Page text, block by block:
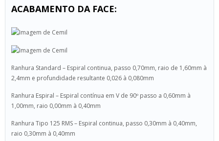
ACABAMENTO DA FACE:
Ranhura Standard – Espiral continua, passo 0,70mm, raio de 1,60mm à
2,4mm e profundidade resultante 0,026 à 0,080mm
Ranhura Espiral – Espiral contínua em V de 90º passo a 0,60mm à
1,00mm, raio 0,00mm à 0,40mm
Ranhura Tipo 125 RMS – Espiral continua, passo 0,30mm à 0,40mm,
raio 0,30mm à 0,40mm